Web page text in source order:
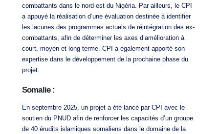
combattants dans le nord-est du Nigéria. Par ailleurs, le CPI
a appuyé la réalisation d’une évaluation destinée à identifier
les lacunes des programmes actuels de réintégration des ex-
combattants, afin de déterminer les axes d’amélioration à
court, moyen et long terme. CPI a également apporté son
expertise dans le développement de la prochaine phase du
projet.
Somalie :
En septembre 2025, un projet a été lancé par CPI avec le
soutien du PNUD afin de renforcer les capacités d’un groupe
de 40 érudits islamiques somaliens dans le domaine de la